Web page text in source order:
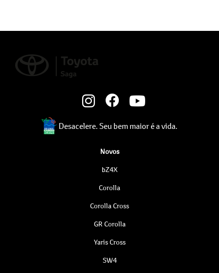
Desacelere. Seu bem maior é a vida.
Novos
bZ4X
Corolla
Corolla Cross
GR Corolla
Yaris Cross
SW4